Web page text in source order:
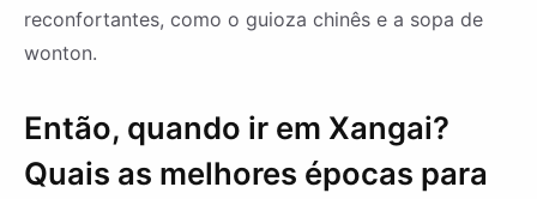
reconfortantes, como o guioza chinês e a sopa de
wonton.
Então, quando ir em Xangai?
Quais as melhores épocas para